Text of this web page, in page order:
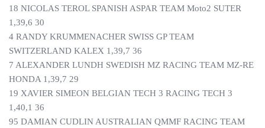
18 NICOLAS TEROL SPANISH ASPAR TEAM Moto2 SUTER
1,39,6 30
4 RANDY KRUMMENACHER SWISS GP TEAM
SWITZERLAND KALEX 1,39,7 36
7 ALEXANDER LUNDH SWEDISH MZ RACING TEAM MZ-RE
HONDA 1,39,7 29
19 XAVIER SIMEON BELGIAN TECH 3 RACING TECH 3
1,40,1 36
95 DAMIAN CUDLIN AUSTRALIAN QMMF RACING TEAM